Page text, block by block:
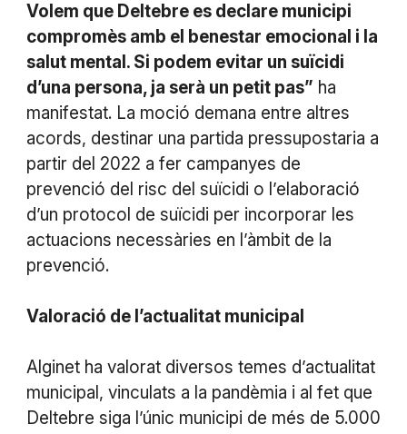
Volem que Deltebre es declare municipi
compromès amb el benestar emocional i la
salut mental. Si podem evitar un suïcidi
d’una persona, ja serà un petit pas” ha
manifestat. La moció demana entre altres
acords, destinar una partida pressupostaria a
partir del 2022 a fer campanyes de
prevenció del risc del suïcidi o l’elaboració
d’un protocol de suïcidi per incorporar les
actuacions necessàries en l’àmbit de la
prevenció.
Valoració de l’actualitat municipal
Alginet ha valorat diversos temes d’actualitat
municipal, vinculats a la pandèmia i al fet que
Deltebre siga l’únic municipi de més de 5.000